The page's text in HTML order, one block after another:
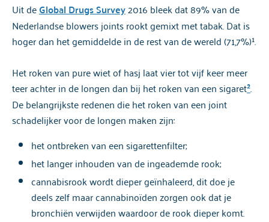
Uit deGlobal Drugs Survey2016 bleek dat 89% van de
Nederlandse blowers joints rookt gemixt met tabak. Dat is
hoger dan het gemiddelde in de rest van de wereld (71,7%)¹.
Het roken van pure wiet of hasj laat vier tot vijf keer meer
teer achter in de longen dan bij het roken van een sigaret².
De belangrijkste redenen die het roken van een joint
schadelijker voor de longen maken zijn:
het ontbreken van een sigarettenfilter;
het langer inhouden van de ingeademde rook;
cannabisrook wordt dieper geïnhaleerd, dit doe je
deels zelf maar cannabinoïden zorgen ook dat je
bronchiën verwijden waardoor de rook dieper komt.